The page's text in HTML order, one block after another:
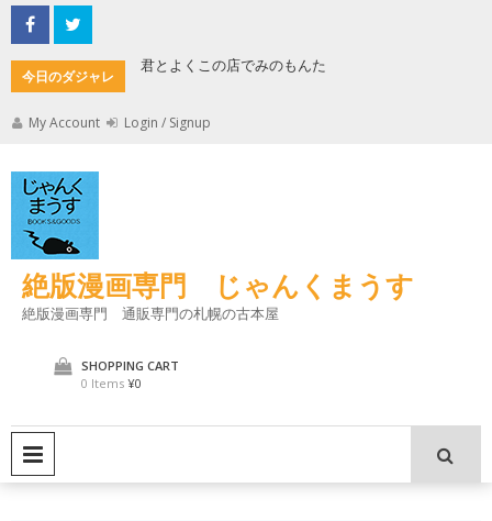
Skip
to
content
今日のダジャレ
君とよくこの店でみのもんた
My Account Login / Signup
絶版漫画専門 じゃんくまうす
絶版漫画専門 通販専門の札幌の古本屋
SHOPPING CART
0 Items ¥0